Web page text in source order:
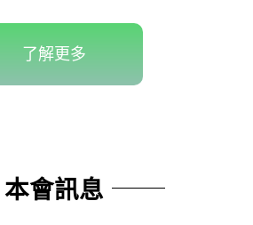
了解更多
本會訊息